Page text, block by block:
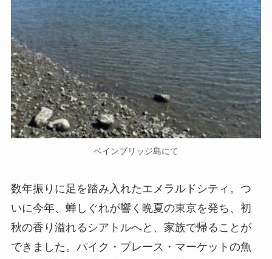
ベインブリッジ島にて
数年振りに足を踏み入れたエメラルドシティ。つ
いに今年、蝉しぐれが響く晩夏の東京を発ち、初
秋の香り溢れるシアトルへと、家族で帰ることが
できました。パイク・プレース・マーケットの魚